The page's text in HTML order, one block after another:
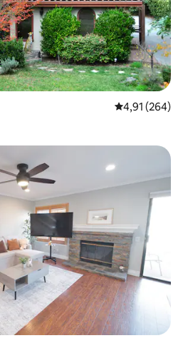
4,91 av 5 i
4,91 (264)